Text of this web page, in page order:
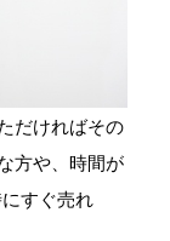
だければその
方や、時間が
すぐ売れ